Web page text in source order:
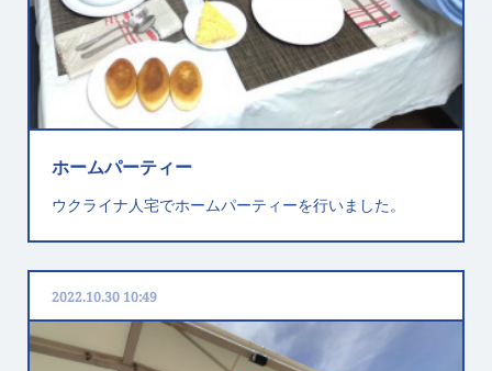
ホームパーティー
ウクライナ人宅でホームパーティーを行いました。
2022.10.30 10:49